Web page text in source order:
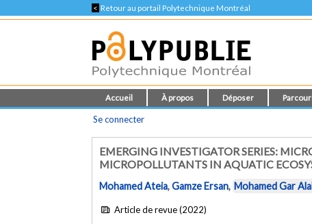
< Retour au portail Polytechnique Montréal
Accueil À propos Déposer
Se connecter
EMERGING INVESTIGATOR SERIES:
MICROPOLLUTANTS IN AQUATIC
Mohamed Ateia,Gamze Ersan, Mohamed Gar
Article de revue (2022)